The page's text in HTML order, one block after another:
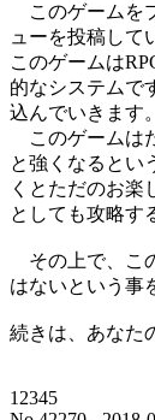
このゲームを
ューを投稿して
このゲームは
的なシステムで
込んでいきます。
このゲームは
と強くなるとい
くとただのお楽
としても攻略す
その上で、こ
はないという事
続きは、あなた
12345